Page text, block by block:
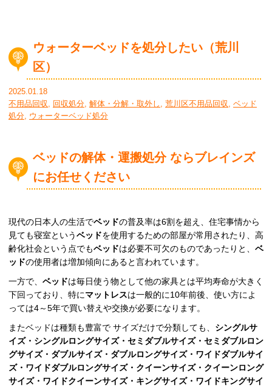
ウォーターベッドを処分したい（荒川
区）
2025.01.18
不用品回収, 回収処分, 解体・分解・取外し , 荒川区不用品回収, ベッド
処分, ウォーターベッド処分
ベッドの解体・運搬処分 ならブレインズ
にお任せください
現代の日本人の生活でベッドの普及率は6割を超え、住宅事情から
見ても寝室というベッドを使用するための部屋が常用されたり、高
齢化社会という点でもベッドは必要不可欠のものであったりと、 ベ
ッドの使用者は増加傾向にあると言われています。
一方で、 ベッドは毎日使う物として他の家具とは平均寿命が大きく
下回っており、特にマットレスは一般的に10年前後、使い方によ
っては4～5年で買い替えや交換が必要になります。
またベッドは種類も豊富で サイズだけで分類しても、 シングルサ
イズ・シングルロングサイズ・セミダブルサイズ・セミダブルロン
グサイズ・ダブルサイズ・ダブルロングサイズ・ワイドダブルサイ
ズ・ワイドダブルロングサイズ・クイーンサイズ・クイーンロング
サイズ・ワイドクイーンサイズ・キングサイズ・ワイドキングサイ